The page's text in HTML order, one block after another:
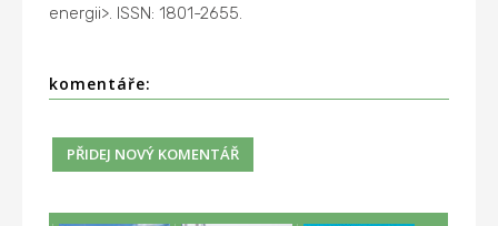
energii>. ISSN: 1801-2655.
komentáře: